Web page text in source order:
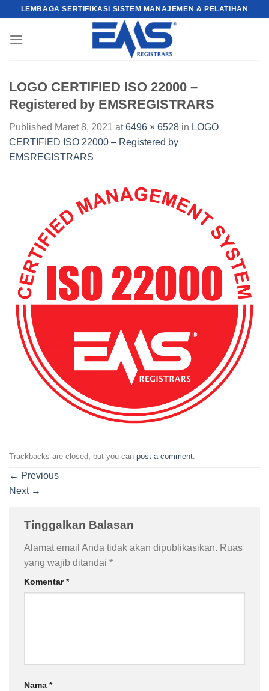
content
LEMBAGA SERTIFIKASI SISTEM MANAJEMEN & PELATIHAN
LOGO CERTIFIED ISO 22000 –
Registered by EMSREGISTRARS
Published Maret 8, 2021 at6496 × 6528 in LOGO
CERTIFIED ISO 22000 – Registered by
EMSREGISTRARS
Trackbacks are closed, but you can post a comment
← Previous
Next →
Tinggalkan Balasan
Alamat email Anda tidak akan dipublikasikan. Ruas
yang wajib ditandai *
Komentar*
Nama *